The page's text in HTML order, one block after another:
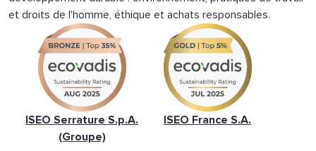
et droits de l'homme, éthique et achats responsables.
ISEO Serrature S.p.A.
(Groupe)
ISEO France S.A.